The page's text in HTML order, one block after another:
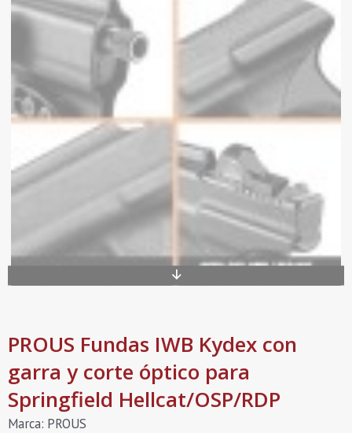
PROUS Fundas IWB Kydex con
garra y corte óptico para
Springfield Hellcat/OSP/RDP
Marca: PROUS